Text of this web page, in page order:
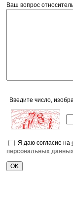
Ваш вопрос
Введите число,
Я даю согласие на
персональных